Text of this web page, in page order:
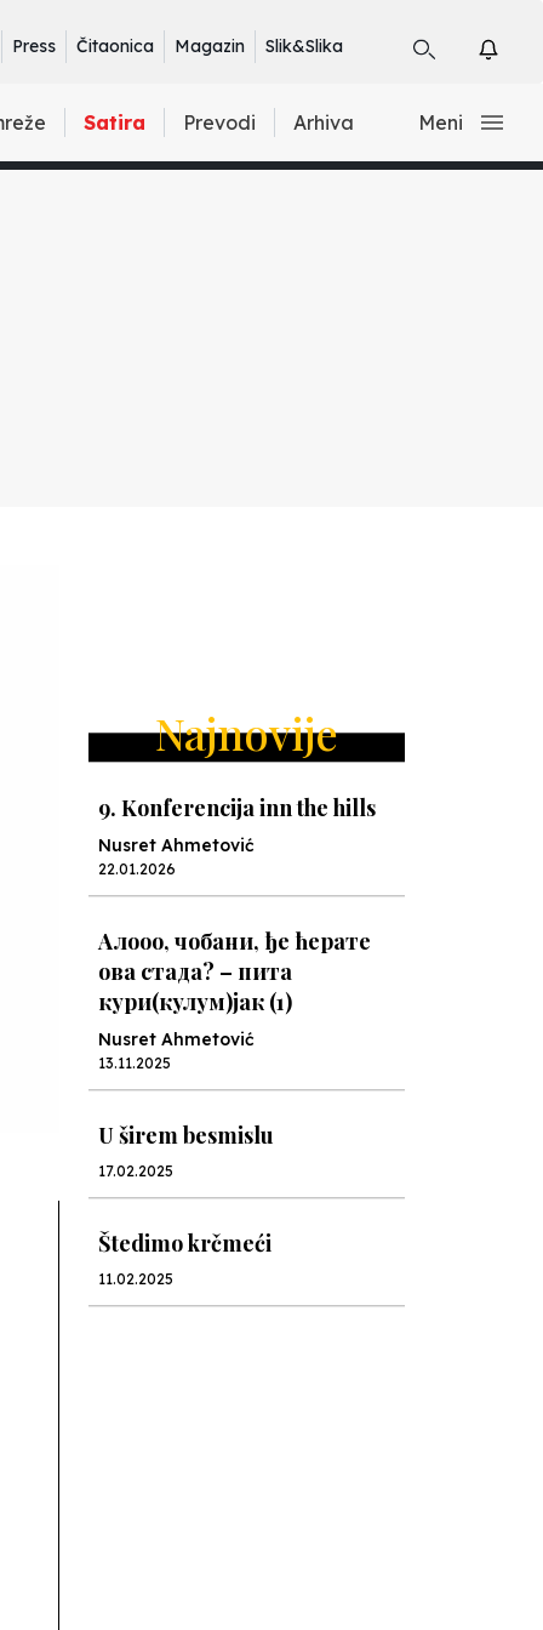
Press Čitaonica Magazin Slik&Slika
Satira Prevodi Arhiva Meni
Najnovije
9. Konferencija inn the hills
Nusret Ahmetović
22.01.2026
Алооо, чобани, ђе ћерате
ова стада? – пита
кури(кулум)јак (1)
Nusret Ahmetović
13.11.2025
U širem besmislu
17.02.2025
Štedimo krčmeći
11.02.2025